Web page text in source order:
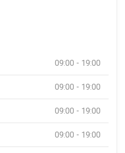
09:00 - 19:00
09:00 - 19:00
09:00 - 19:00
09:00 - 19:00